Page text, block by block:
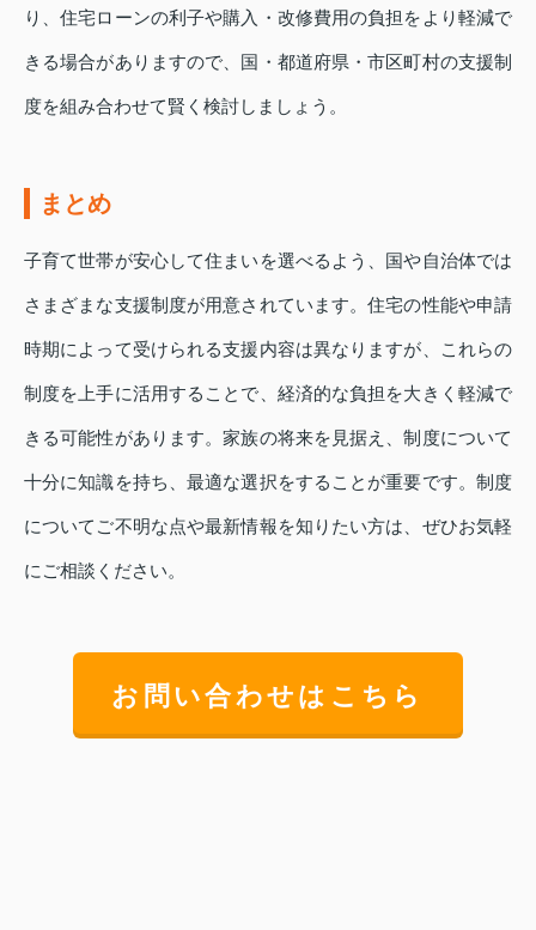
り、住宅ローンの利子や購入・改修費用の負担をより軽減で
きる場合がありますので、国・都道府県・市区町村の支援制
度を組み合わせて賢く検討しましょう。
まとめ
子育て世帯が安心して住まいを選べるよう、国や自治体では
さまざまな支援制度が用意されています。住宅の性能や申請
時期によって受けられる支援内容は異なりますが、これらの
制度を上手に活用することで、経済的な負担を大きく軽減で
きる可能性があります。家族の将来を見据え、制度について
十分に知識を持ち、最適な選択をすることが重要です。制度
についてご不明な点や最新情報を知りたい方は、ぜひお気軽
にご相談ください。
お問い合わせはこちら